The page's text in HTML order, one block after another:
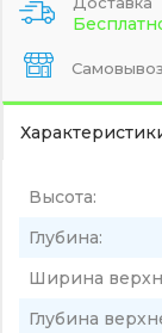
Самовывоз
Высота:
Глубина:
Ширина
Глубина